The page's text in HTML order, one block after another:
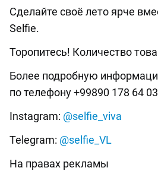
Сделайте своё лето ярче
Selfie.
Торопитесь! Количество
Более подробную
по телефону +99890 178 64 03
Instagram: @selfie_viva
Telegram: @selfie_VL
На правах рекламы